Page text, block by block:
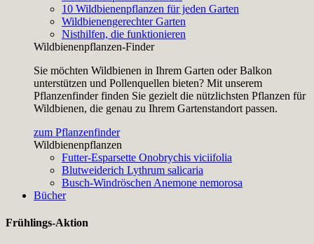
10 Wildbienenpflanzen für jeden Garten
Wildbienengerechter Garten
Nisthilfen, die funktionieren
Wildbienenpflanzen-Finder
Sie möchten Wildbienen in Ihrem Garten oder Balkon
unterstützen und Pollenquellen bieten? Mit unserem
Pflanzenfinder finden Sie gezielt die nützlichsten Pflanzen für
Wildbienen, die genau zu Ihrem Gartenstandort passen.
zum Pflanzenfinder
Wildbienenpflanzen
Futter-Esparsette Onobrychis viciifolia
Blutweiderich Lythrum salicaria
Busch-Windröschen Anemone nemorosa
Bücher
Frühlings-Aktion